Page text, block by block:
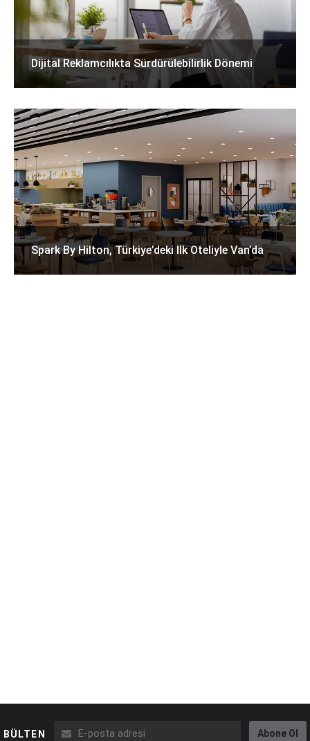
Dijital Reklamcılıkta Sürdürülebilirlik Dönemi
Spark By Hilton, Türkiye’deki Ilk Oteliyle Van’da
BÜLTEN Abone Ol